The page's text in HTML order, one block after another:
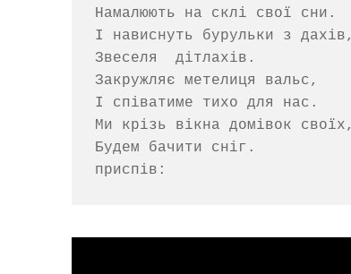
Намалюють на склі свої сни.
І нависнуть бурульки з дахів,
Звеселя  дітлахів.
Закружляє метелиця вальс,
І співатиме тихо для нас.
Ми крізь вікна домівок своїх,
Будем бачити сніг.